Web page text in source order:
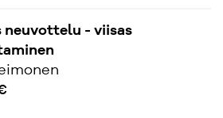
neuvottelu - viisas